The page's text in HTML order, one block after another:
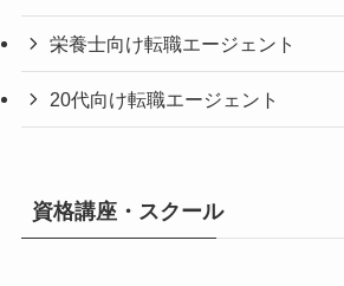
栄養士向け転職エージェント
20代向け転職エージェント
資格講座・スクール